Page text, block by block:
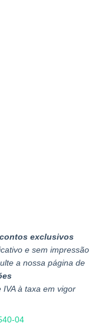
exclusivos
e sem impressão
a nossa página de
à taxa em vigor
04